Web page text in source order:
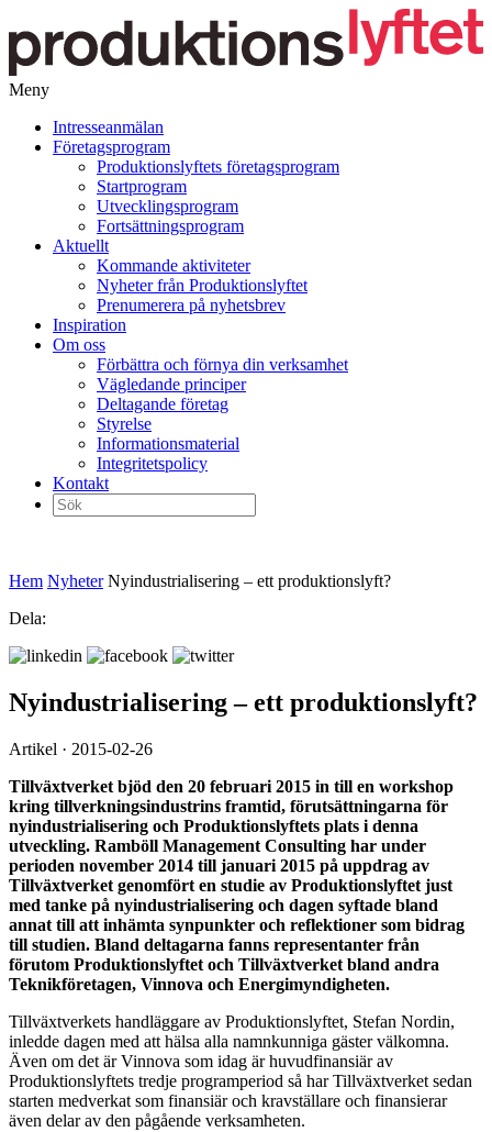
Meny
vidare
Intresseanmälan
Företagsprogram
Produktionslyftets företagsprogram
Startprogram
Utvecklingsprogram
Fortsättningsprogram
Aktuellt
Kommande aktiviteter
Nyheter från Produktionslyftet
Prenumerera på nyhetsbrev
Inspiration
Om oss
Förbättra och förnya din verksamhet
Vägledande principer
Deltagande företag
Styrelse
Informationsmaterial
Integritetspolicy
Kontakt
Sök
efter:
Hem Nyheter Nyindustrialisering – ett produktionslyft?
Dela:
Nyindustrialisering – ett produktionslyft?
Artikel · 2015-02-26
Tillväxtverket bjöd den 20 februari 2015 in till en workshop
kring tillverkningsindustrins framtid, förutsättningarna för
nyindustrialisering och Produktionslyftets plats i denna
utveckling. Ramböll Management Consulting har under
perioden november 2014 till januari 2015 på uppdrag av
Tillväxtverket genomfört en studie av Produktionslyftet just
med tanke på nyindustrialisering och dagen syftade bland
annat till att inhämta synpunkter och reflektioner som bidrag
till studien. Bland deltagarna fanns representanter från
förutom Produktionslyftet och Tillväxtverket bland andra
Teknikföretagen, Vinnova och Energimyndigheten.
Tillväxtverkets handläggare av Produktionslyftet, Stefan Nordin,
inledde dagen med att hälsa alla namnkunniga gäster välkomna.
Även om det är Vinnova som idag är huvudfinansiär av
Produktionslyftets tredje programperiod så har Tillväxtverket sedan
starten medverkat som finansiär och kravställare och finansierar
även delar av den pågående verksamheten.